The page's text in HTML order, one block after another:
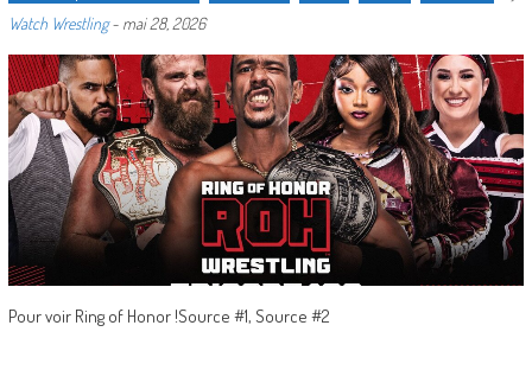
Watch Wrestling- mai 28, 2026
Pour voir Ring of Honor !Source #1, Source #2